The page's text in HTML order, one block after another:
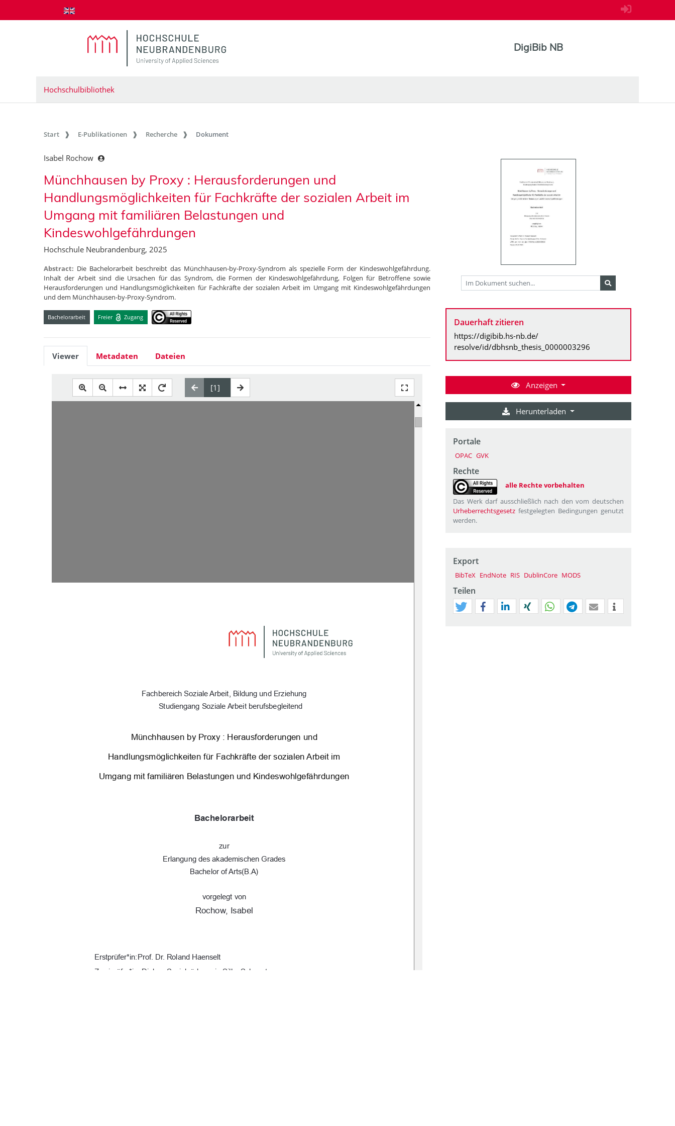
zum Inhalt springen
DigiBib NB
Hochschulbibliothek
Start E-Publikationen Recherche Dokument
Isabel Rochow
Münchhausen by Proxy : Herausforderungen und
Handlungsmöglichkeiten für Fachkräfte der sozialen Arbeit im
Umgang mit familiären Belastungen und
Kindeswohlgefährdungen
Hochschule Neubrandenburg, 2025
Abstract: Die Bachelorarbeit beschreibt das Münchhausen-by-Proxy-Syndrom als spezielle Form der Kindeswohlgefährdung.
Inhalt der Arbeit sind die Ursachen für das Syndrom, die Formen der Kindeswohlgefährdung, Folgen für Betroffene sowie
Herausforderungen und Handlungsmöglichkeiten für Fachkräfte der sozialen Arbeit im Umgang mit Kindeswohlgefährdungen
und dem Münchhausen-by-Proxy-Syndrom.
Bachelorarbeit Freier Zugang
Viewer Metadaten Dateien
Fachbereich Soziale Arbeit, Bildung und Erziehung
Studiengang Soziale Arbeit berufsbegleitend
Münchhausen by Proxy : Herausforderungen und
Handlungsmöglichkeiten für Fachkräfte der sozialen Arbeit im
Umgang mit familiären Belastungen und Kindeswohlgefährdungen
Bachelorarbeit
zur
Erlangung des akademischen Grades
Bachelor of Arts(B.A)
vorgelegt von
Rochow, Isabel
Erstprüfer*in: Prof. Dr. Roland Haenselt
Zweiprüfer*in: Diplom Sozialpädagogin Silke Schwartz
Dauerhaft zitieren
https://digibib.hs-nb.de/
resolve/id/dbhsnb_thesis_0000003296
Anzeigen
Herunterladen
Portale
OPAC GVK
Rechte
alle Rechte vorbehalten
Das Werk darf ausschließlich nach den vom deutschen
Urheberrechtsgesetz festgelegten Bedingungen genutzt
werden.
Export
BibTeX EndNote RIS DublinCore MODS
Teilen